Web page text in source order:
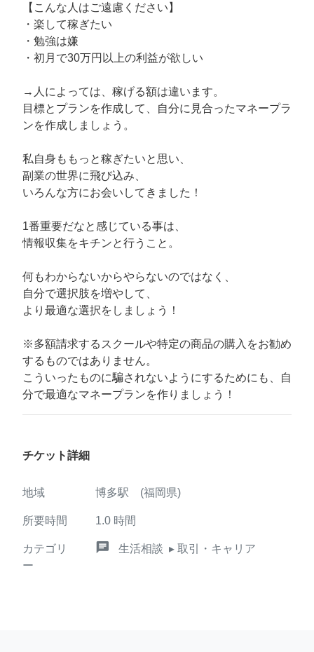
【こんな人はご遠慮ください】
・楽して稼ぎたい
・勉強は嫌
・初月で30万円以上の利益が欲しい
→人によっては、稼げる額は違います。
目標とプランを作成して、自分に見合ったマネープラ
ンを作成しましょう。
私自身ももっと稼ぎたいと思い、
副業の世界に飛び込み、
いろんな方にお会いしてきました！
1番重要だなと感じている事は、
情報収集をキチンと行うこと。
何もわからないからやらないのではなく、
自分で選択肢を増やして、
より最適な選択をしましょう！
※多額請求するスクールや特定の商品の購入をお勧め
するものではありません。
こういったものに騙されないようにするためにも、自
分で最適なマネープランを作りましょう！
チケット詳細
地域 博多駅 (福岡県)
所要時間 1.0 時間
カテゴリ
ー
chat 生活相談 ▸ 取引・キャリア